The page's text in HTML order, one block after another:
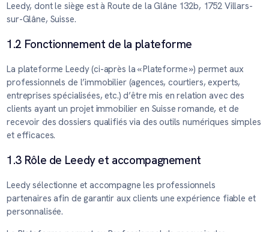
Leedy, dont le siège est à Route de la Glâne 132b, 1752 Villars-
sur-Glâne, Suisse.
1.2 Fonctionnement de la plateforme
La plateforme Leedy (ci-après la « Plateforme ») permet aux
professionnels de l’immobilier (agences, courtiers, experts,
entreprises spécialisées, etc.) d’être mis en relation avec des
clients ayant un projet immobilier en Suisse romande, et de
recevoir des dossiers qualifiés via des outils numériques simples
et efficaces.
1.3 Rôle de Leedy et accompagnement
Leedy sélectionne et accompagne les professionnels
partenaires afin de garantir aux clients une expérience fiable et
personnalisée.